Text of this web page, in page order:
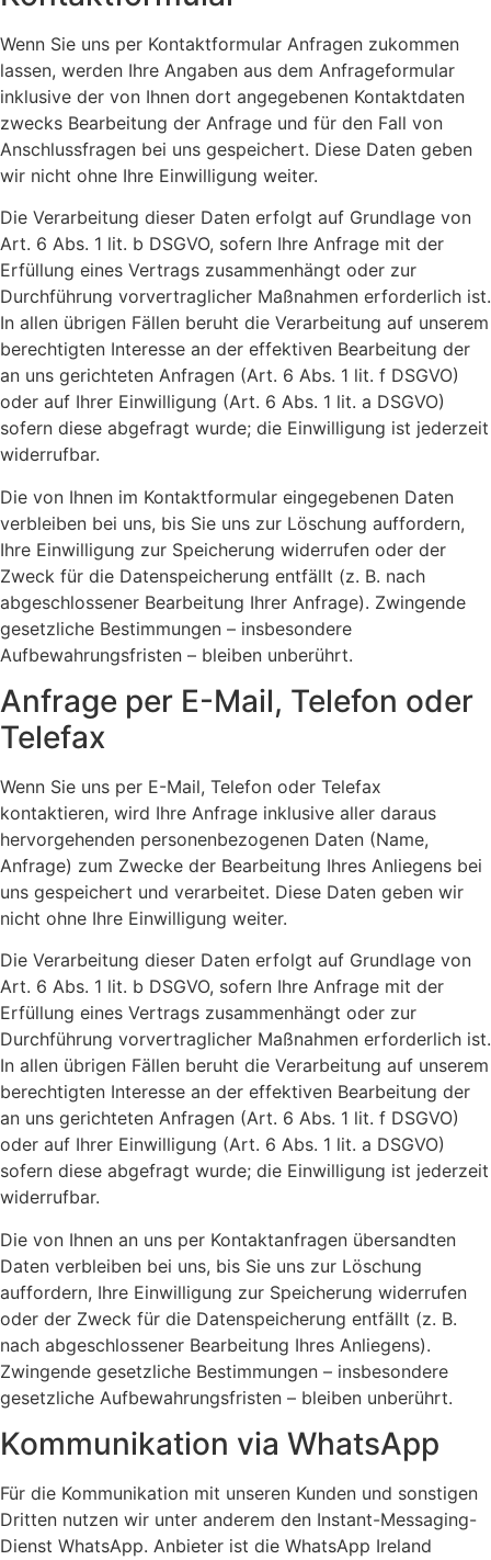
Wenn Sie uns per Kontaktformular Anfragen zukommen
lassen, werden Ihre Angaben aus dem Anfrageformular
inklusive der von Ihnen dort angegebenen Kontaktdaten
zwecks Bearbeitung der Anfrage und für den Fall von
Anschlussfragen bei uns gespeichert. Diese Daten geben
wir nicht ohne Ihre Einwilligung weiter.
Die Verarbeitung dieser Daten erfolgt auf Grundlage von
Art. 6 Abs. 1 lit. b DSGVO, sofern Ihre Anfrage mit der
Erfüllung eines Vertrags zusammenhängt oder zur
Durchführung vorvertraglicher Maßnahmen erforderlich ist.
In allen übrigen Fällen beruht die Verarbeitung auf unserem
berechtigten Interesse an der effektiven Bearbeitung der
an uns gerichteten Anfragen (Art. 6 Abs. 1 lit. f DSGVO)
oder auf Ihrer Einwilligung (Art. 6 Abs. 1 lit. a DSGVO)
sofern diese abgefragt wurde; die Einwilligung ist jederzeit
widerrufbar.
Die von Ihnen im Kontaktformular eingegebenen Daten
verbleiben bei uns, bis Sie uns zur Löschung auffordern,
Ihre Einwilligung zur Speicherung widerrufen oder der
Zweck für die Datenspeicherung entfällt (z. B. nach
abgeschlossener Bearbeitung Ihrer Anfrage). Zwingende
gesetzliche Bestimmungen – insbesondere
Aufbewahrungsfristen – bleiben unberührt.
Anfrage per E-Mail, Telefon oder
Telefax
Wenn Sie uns per E-Mail, Telefon oder Telefax
kontaktieren, wird Ihre Anfrage inklusive aller daraus
hervorgehenden personenbezogenen Daten (Name,
Anfrage) zum Zwecke der Bearbeitung Ihres Anliegens bei
uns gespeichert und verarbeitet. Diese Daten geben wir
nicht ohne Ihre Einwilligung weiter.
Die Verarbeitung dieser Daten erfolgt auf Grundlage von
Art. 6 Abs. 1 lit. b DSGVO, sofern Ihre Anfrage mit der
Erfüllung eines Vertrags zusammenhängt oder zur
Durchführung vorvertraglicher Maßnahmen erforderlich ist.
In allen übrigen Fällen beruht die Verarbeitung auf unserem
berechtigten Interesse an der effektiven Bearbeitung der
an uns gerichteten Anfragen (Art. 6 Abs. 1 lit. f DSGVO)
oder auf Ihrer Einwilligung (Art. 6 Abs. 1 lit. a DSGVO)
sofern diese abgefragt wurde; die Einwilligung ist jederzeit
widerrufbar.
Die von Ihnen an uns per Kontaktanfragen übersandten
Daten verbleiben bei uns, bis Sie uns zur Löschung
auffordern, Ihre Einwilligung zur Speicherung widerrufen
oder der Zweck für die Datenspeicherung entfällt (z. B.
nach abgeschlossener Bearbeitung Ihres Anliegens).
Zwingende gesetzliche Bestimmungen – insbesondere
gesetzliche Aufbewahrungsfristen – bleiben unberührt.
Kommunikation via WhatsApp
Für die Kommunikation mit unseren Kunden und sonstigen
Dritten nutzen wir unter anderem den Instant-Messaging-
Dienst WhatsApp. Anbieter ist die WhatsApp Ireland